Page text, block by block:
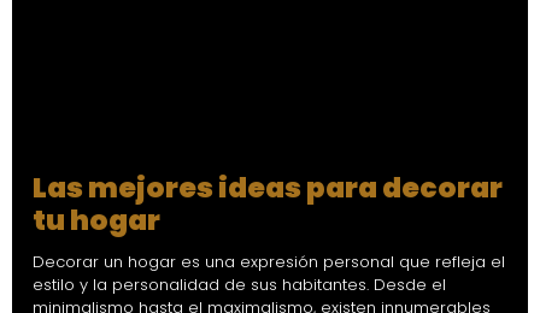
Las mejores ideas para decorar
tu hogar
Decorar un hogar es una expresión personal que refleja el
estilo y la personalidad de sus habitantes. Desde el
minimalismo hasta el maximalismo, existen innumerables